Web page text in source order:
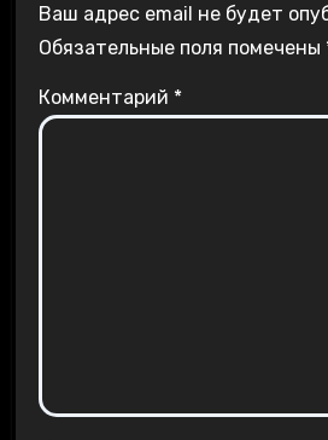
Ваш адрес email не будет
Обязательные поля помечены
Комментарий *